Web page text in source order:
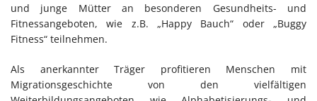
und junge Mütter an besonderen Gesundheits- und
Fitnessangeboten, wie z.B. „Happy Bauch“ oder „Buggy
Fitness“ teilnehmen.
Als anerkannter Träger profitieren Menschen mit
Migrationsgeschichte von den vielfältigen